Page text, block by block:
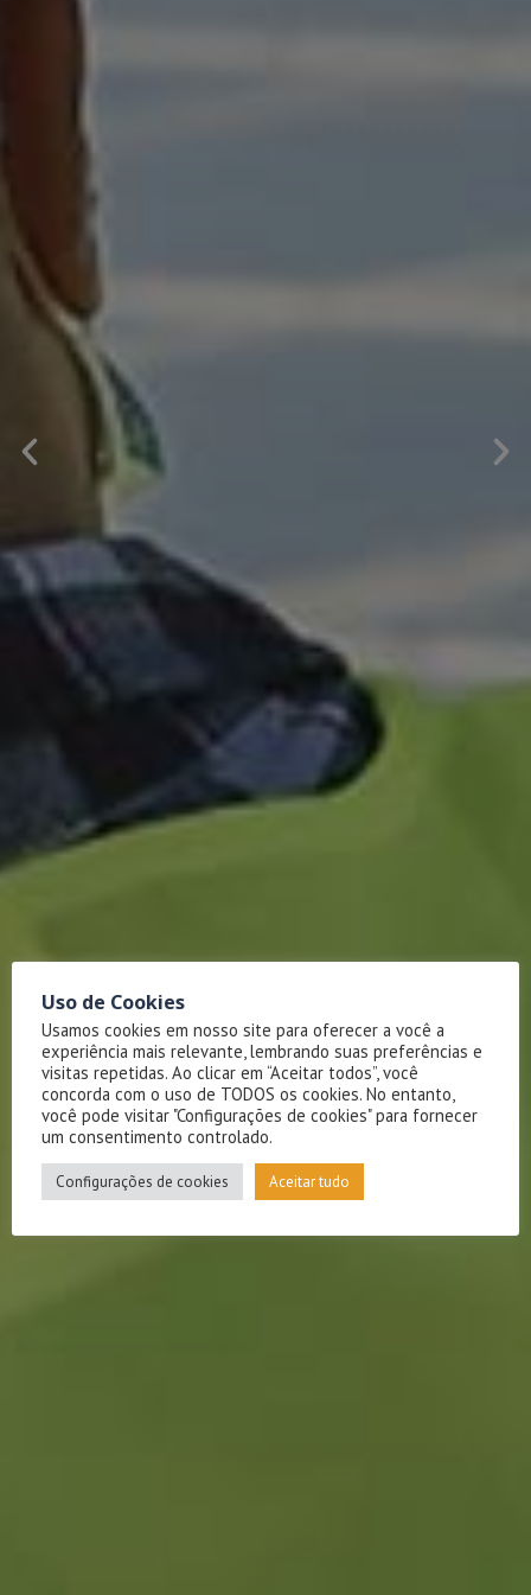
Uso de Cookies
Usamos cookies em nosso site para oferecer a você a
experiência mais relevante, lembrando suas preferências e
visitas repetidas. Ao clicar em “Aceitar todos”, você
concorda com o uso de TODOS os cookies. No entanto,
você pode visitar "Configurações de cookies" para fornecer
um consentimento controlado.
Configurações de cookies Aceitar tudo